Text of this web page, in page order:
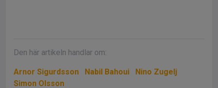
Den här artikeln handlar om:
Arnor Sigurdsson Nabil Bahoui
Nino Zugelj
Simon Olsson